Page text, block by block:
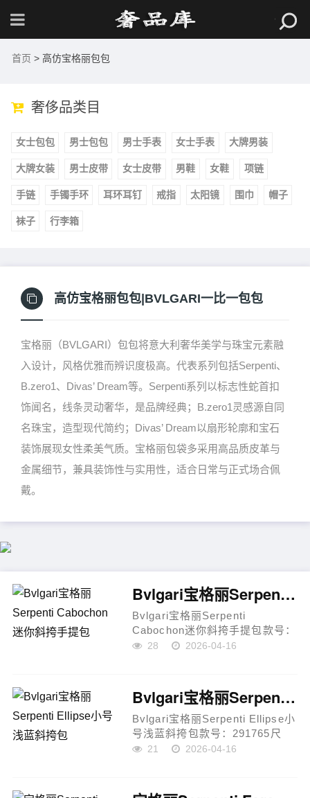
首页 > 高仿宝格丽包包
奢侈品类目
女士包包 男士包包 男士手表 女士手表 大牌男装
大牌女装 男士皮带 女士皮带 男鞋 女鞋 项链
手链 手镯手环 耳环耳钉 戒指 太阳镜 围巾 帽子
袜子 行李箱
高仿宝格丽包包|BVLGARI一比一包包
宝格丽（BVLGARI）包包将意大利奢华美学与珠宝元素融
入设计，风格优雅而辨识度极高。代表系列包括Serpenti、
B.zero1、Divas’ Dream等。Serpenti系列以标志性蛇首扣
饰闻名，线条灵动奢华，是品牌经典；B.zero1灵感源自同
名珠宝，造型现代简约；Divas’ Dream以扇形轮廓和宝石
装饰展现女性柔美气质。宝格丽包袋多采用高品质皮革与
金属细节，兼具装饰性与实用性，适合日常与正式场合佩
戴。
Bvlgari宝格丽Serpenti Cabochon迷你斜挎手提包
Bvlgari宝格丽Serpenti
Cabochon迷你斜挎手提包款号：
291085尺寸：18 × 12 × 8cm材
计产品说明：采用小牛皮材质打
造，结合SE...
28 2026-04-16
Bvlgari宝格丽Serpenti Ellipse小号浅蓝斜挎包
Bvlgari宝格丽Serpenti Ellipse小
号浅蓝斜挎包款号：291765尺
寸：19.5 × 20 × 5cm材质：小牛
肩带手柄：可拆卸皮革手柄产品
21 2026-04-16